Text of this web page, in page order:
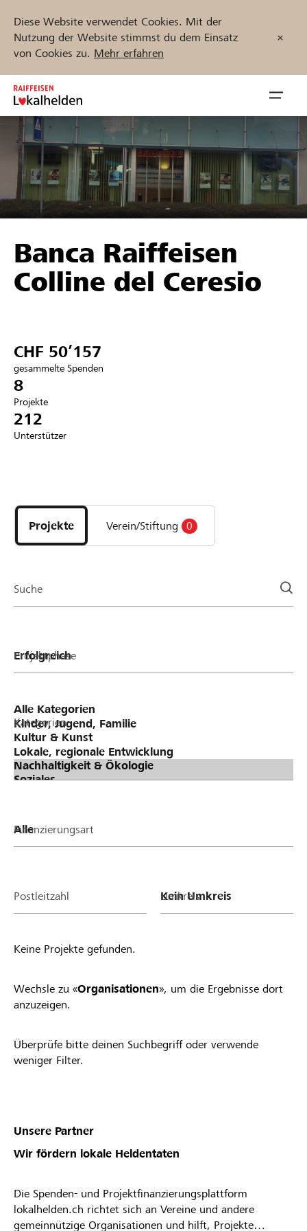
Diese Website verwendet Cookies. Mit der
Nutzung der Website stimmst du dem Einsatz
von Cookies zu. Mehr erfahren
Zum
Inhalt
springen
öffnen
Unterstützen
Hilfe & Support
Anmelden
Projekte und Organisationen finden
Jetzt starten
DE FR IT
Banca Raiffeisen
Colline del Ceresio
CHF 50’157
gesammelte Spenden
8
Projekte
212
Unterstützer
Projekte
und
Organisationen
Projekte Verein/Stiftung 0
Suche
Projektphase
Kategorien
Finanzierungsart
Postleitzahl Umkreis
Keine Projekte gefunden.
Wechsle zu «Organisationen», um die Ergebnisse dort
anzuzeigen.
Überprüfe bitte deinen Suchbegriff oder verwende
weniger Filter.
Unsere Partner
Wir fördern lokale Heldentaten
Die Spenden- und Projektfinanzierungsplattform
lokalhelden.ch richtet sich an Vereine und andere
gemeinnützige Organisationen und hilft, Projekte